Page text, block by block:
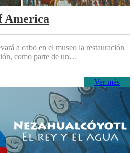
America
a cabo en el museo la restauración
como parte de un…
Ver más